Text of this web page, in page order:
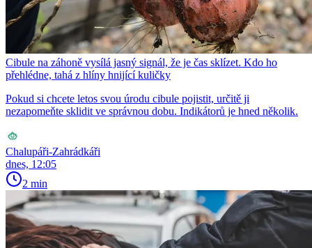
Cibule na záhoně vysílá jasný signál, že je čas sklízet. Kdo ho
přehlédne, tahá z hlíny hnijící kuličky
Pokud si chcete letos svou úrodu cibule pojistit, určitě ji
nezapomeňte sklidit ve správnou dobu. Indikátorů je hned několik.
Chalupáři-Zahrádkáři
dnes, 12:05
2 min